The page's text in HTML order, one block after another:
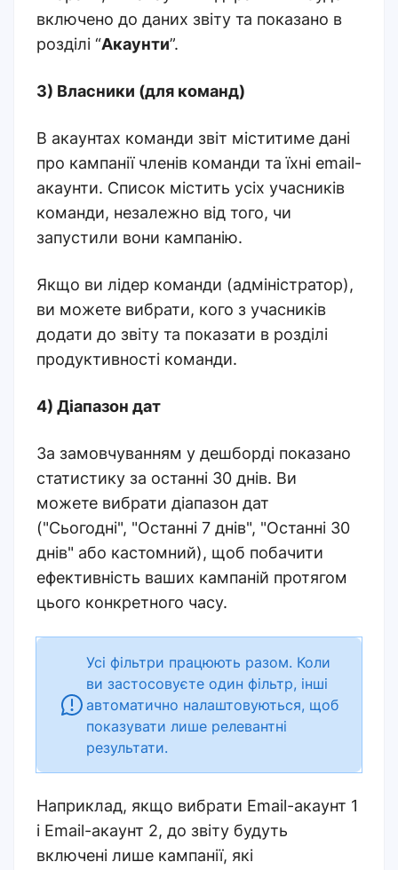
включено до даних звіту та показано в
розділі “Акаунти”.
3) Власники (для команд)
В акаунтах команди звіт міститиме дані
про кампанії членів команди та їхні email-
акаунти. Список містить усіх учасників
команди, незалежно від того, чи
запустили вони кампанію.
Якщо ви лідер команди (адміністратор),
ви можете вибрати, кого з учасників
додати до звіту та показати в розділі
продуктивності команди.
4) Діапазон дат
За замовчуванням у дешборді показано
статистику за останні 30 днів. Ви
можете вибрати діапазон дат
("Сьогодні", "Останні 7 днів", "Останні 30
днів" або кастомний), щоб побачити
ефективність ваших кампаній протягом
цього конкретного часу.
Усі фільтри працюють разом. Коли
ви застосовуєте один фільтр, інші
автоматично налаштовуються, щоб
показувати лише релевантні
результати.
Наприклад, якщо вибрати Email-акаунт 1
і Email-акаунт 2, до звіту будуть
включені лише кампанії, які